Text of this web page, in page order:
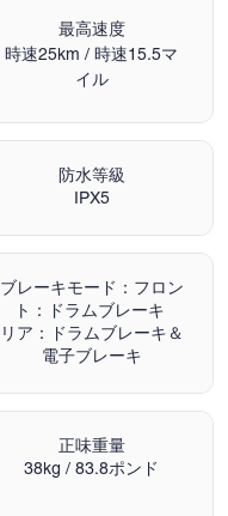
最高速度
時速25km / 時速15.5マ
イル
防水等級
IPX5
ブレーキモード：フロン
ト：ドラムブレーキ
リア：ドラムブレーキ＆
電子ブレーキ
正味重量
38kg / 83.8ポンド